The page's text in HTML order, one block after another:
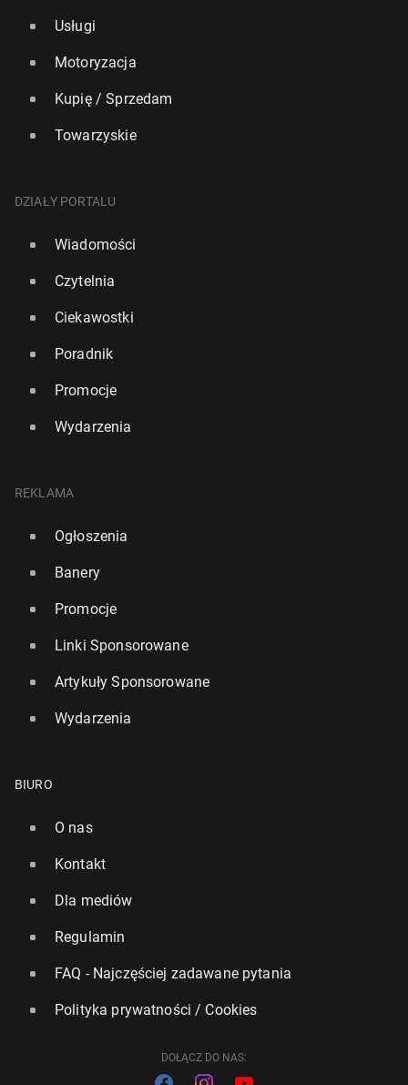
Usługi
Motoryzacja
Kupię / Sprzedam
Towarzyskie
DZIAŁY PORTALU
Wiadomości
Czytelnia
Ciekawostki
Poradnik
Promocje
Wydarzenia
REKLAMA
Ogłoszenia
Banery
Promocje
Linki Sponsorowane
Artykuły Sponsorowane
Wydarzenia
BIURO
O nas
Kontakt
Dla mediów
Regulamin
FAQ - Najczęściej zadawane pytania
Polityka prywatności / Cookies
DOŁĄCZ DO NAS: